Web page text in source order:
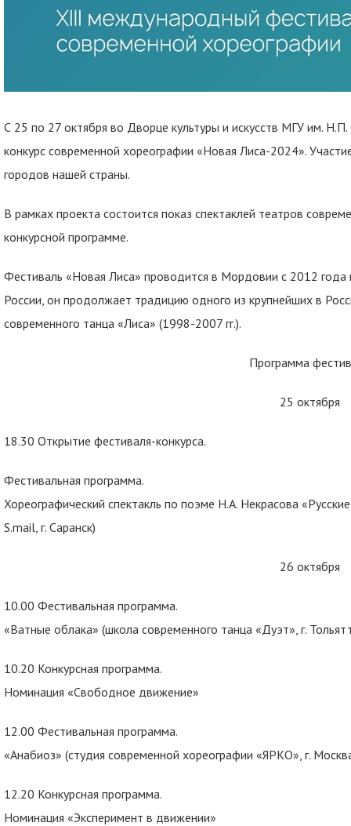
С 25 по 27 октября во Дворце культуры и искусств МГУ им.
конкурс современной хореографии «Новая Лиса-2024».
городов нашей страны.
В рамках проекта состоится показ спектаклей театров
конкурсной программе.
Фестиваль «Новая Лиса» проводится в Мордовии с 2012
России, он продолжает традицию одного из крупнейших в
современного танца «Лиса» (1998-2007 гг.).
Программа
25 октября
18.30 Открытие фестиваля-конкурса.
Фестивальная программа.
Хореографический спектакль по поэме Н.А. Некрасова
S.mail, г. Саранск)
26 октября
10.00 Фестивальная программа.
«Ватные облака» (школа современного танца «Дуэт», г.
10.20 Конкурсная программа.
Номинация «Свободное движение»
12.00 Фестивальная программа.
«Анабиоз» (студия современной хореографии «ЯРКО», г.
12.20 Конкурсная программа.
Номинация «Эксперимент в движении»